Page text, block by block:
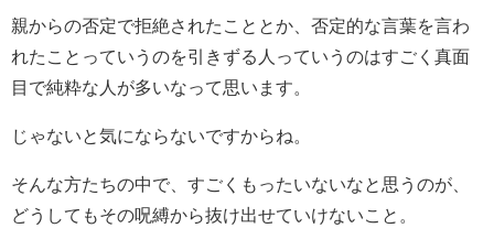
親からの否定で拒絶されたこととか、否定的な言葉を言わ
れたことっていうのを引きずる人っていうのはすごく真面
目で純粋な人が多いなって思います。
じゃないと気にならないですからね。
そんな方たちの中で、すごくもったいないなと思うのが、
どうしてもその呪縛から抜け出せていけないこと。